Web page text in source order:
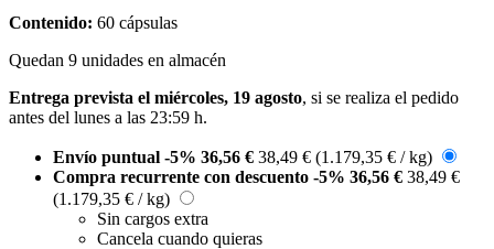
Contenido: 60 cápsulas
Quedan 9 unidades en almacén
Entrega prevista el miércoles, 19 agosto, si se realiza el pedido
antes del lunes a las 23:59 h.
Envío puntual -5% 36,56 € 38,49 € (1.179,35 € / kg)
Compra recurrente con descuento -5% 36,56 € 38,49 €
(1.179,35 € / kg)
Sin cargos extra
Cancela cuando quieras